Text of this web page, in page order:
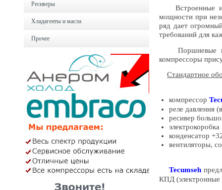
Ресиверы
Хладагенты и масла
Прочее
Встроенные
мощности при
ряд дает
требований для
Поршневые
компрессоры
Стандартное
компрессор
реле давления
ресивер
электрокоробка
конденсатор
вентиляторы,
Tecumseh
КПД (электронные